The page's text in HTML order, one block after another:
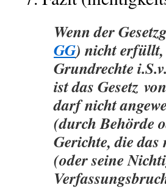
Wenn der
GG) nicht erfüllt,
Grundrechte
ist das Gesetz
darf nicht
(durch Behörde
Gerichte, die das
(oder seine